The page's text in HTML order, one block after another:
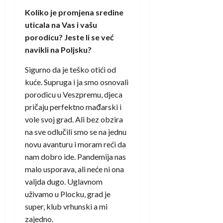
Koliko je promjena sredine
uticala na Vas i vašu
porodicu? Jeste li se već
navikli na Poljsku?
Sigurno da je teško otići od
kuće. Supruga i ja smo osnovali
porodicu u Veszpremu, djeca
pričaju perfektno mađarski i
vole svoj grad. Ali bez obzira
na sve odlučili smo se na jednu
novu avanturu i moram reći da
nam dobro ide. Pandemija nas
malo usporava, ali neće ni ona
valjda dugo. Uglavnom
uživamo u Plocku, grad je
super, klub vrhunski a mi
zajedno.